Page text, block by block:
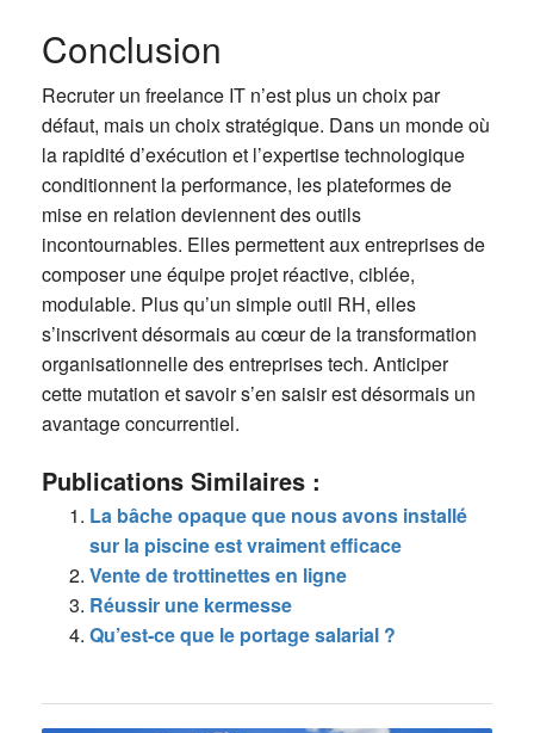
Conclusion
Recruter un freelance IT n’est plus un choix par
défaut, mais un choix stratégique. Dans un monde où
la rapidité d’exécution et l’expertise technologique
conditionnent la performance, les plateformes de
mise en relation deviennent des outils
incontournables. Elles permettent aux entreprises de
composer une équipe projet réactive, ciblée,
modulable. Plus qu’un simple outil RH, elles
s’inscrivent désormais au cœur de la transformation
organisationnelle des entreprises tech. Anticiper
cette mutation et savoir s’en saisir est désormais un
avantage concurrentiel.
Publications Similaires :
La bâche opaque que nous avons installé
sur la piscine est vraiment efficace
Vente de trottinettes en ligne
Réussir une kermesse
Qu’est-ce que le portage salarial ?